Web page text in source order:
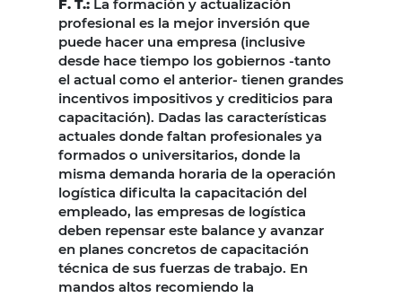
F. T.: La formación y actualización
profesional es la mejor inversión que
puede hacer una empresa (inclusive
desde hace tiempo los gobiernos -tanto
el actual como el anterior- tienen grandes
incentivos impositivos y crediticios para
capacitación). Dadas las características
actuales donde faltan profesionales ya
formados o universitarios, donde la
misma demanda horaria de la operación
logística dificulta la capacitación del
empleado, las empresas de logística
deben repensar este balance y avanzar
en planes concretos de capacitación
técnica de sus fuerzas de trabajo. En
mandos altos recomiendo la